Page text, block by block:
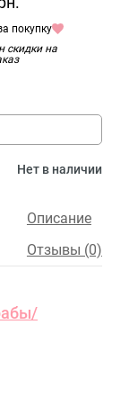
покупку
скидки на
Нет в наличии
Описание
Отзывы (0)